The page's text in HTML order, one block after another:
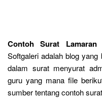
Contoh Surat
Softgaleri adalah blog
dalam surat menyurat
guru yang mana file
sumber tentang contoh